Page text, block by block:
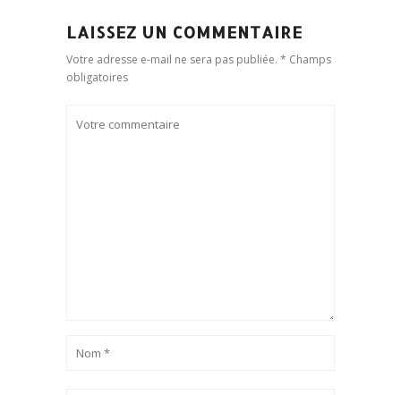
LAISSEZ UN COMMENTAIRE
Votre adresse e-mail ne sera pas publiée. * Champs
obligatoires